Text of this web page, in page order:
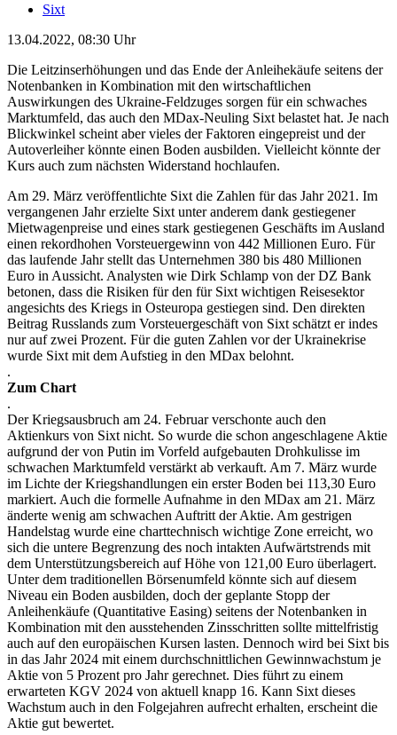
Sixt
13.04.2022, 08:30 Uhr
Die Leitzinserhöhungen und das Ende der Anleihekäufe seitens der
Notenbanken in Kombination mit den wirtschaftlichen
Auswirkungen des Ukraine-Feldzuges sorgen für ein schwaches
Marktumfeld, das auch den MDax-Neuling Sixt belastet hat. Je nach
Blickwinkel scheint aber vieles der Faktoren eingepreist und der
Autoverleiher könnte einen Boden ausbilden. Vielleicht könnte der
Kurs auch zum nächsten Widerstand hochlaufen.
Am 29. März veröffentlichte Sixt die Zahlen für das Jahr 2021. Im
vergangenen Jahr erzielte Sixt unter anderem dank gestiegener
Mietwagenpreise und eines stark gestiegenen Geschäfts im Ausland
einen rekordhohen Vorsteuergewinn von 442 Millionen Euro. Für
das laufende Jahr stellt das Unternehmen 380 bis 480 Millionen
Euro in Aussicht. Analysten wie Dirk Schlamp von der DZ Bank
betonen, dass die Risiken für den für Sixt wichtigen Reisesektor
angesichts des Kriegs in Osteuropa gestiegen sind. Den direkten
Beitrag Russlands zum Vorsteuergeschäft von Sixt schätzt er indes
nur auf zwei Prozent. Für die guten Zahlen vor der Ukrainekrise
wurde Sixt mit dem Aufstieg in den MDax belohnt.
.
Zum Chart
.
Der Kriegsausbruch am 24. Februar verschonte auch den
Aktienkurs von Sixt nicht. So wurde die schon angeschlagene Aktie
aufgrund der von Putin im Vorfeld aufgebauten Drohkulisse im
schwachen Marktumfeld verstärkt ab verkauft. Am 7. März wurde
im Lichte der Kriegshandlungen ein erster Boden bei 113,30 Euro
markiert. Auch die formelle Aufnahme in den MDax am 21. März
änderte wenig am schwachen Auftritt der Aktie. Am gestrigen
Handelstag wurde eine charttechnisch wichtige Zone erreicht, wo
sich die untere Begrenzung des noch intakten Aufwärtstrends mit
dem Unterstützungsbereich auf Höhe von 121,00 Euro überlagert.
Unter dem traditionellen Börsenumfeld könnte sich auf diesem
Niveau ein Boden ausbilden, doch der geplante Stopp der
Anleihenkäufe (Quantitative Easing) seitens der Notenbanken in
Kombination mit den ausstehenden Zinsschritten sollte mittelfristig
auch auf den europäischen Kursen lasten. Dennoch wird bei Sixt bis
in das Jahr 2024 mit einem durchschnittlichen Gewinnwachstum je
Aktie von 5 Prozent pro Jahr gerechnet. Dies führt zu einem
erwarteten KGV 2024 von aktuell knapp 16. Kann Sixt dieses
Wachstum auch in den Folgejahren aufrecht erhalten, erscheint die
Aktie gut bewertet.